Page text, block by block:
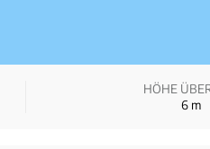
HÖHE
6 m